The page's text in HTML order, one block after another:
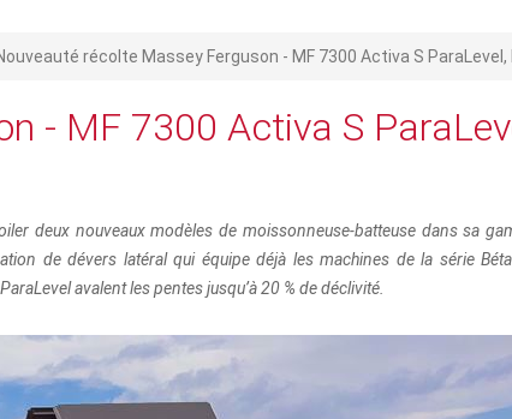
récolte Massey Ferguson - MF 7300 Activa S ParaLevel,
- MF 7300 Activa S
deux nouveaux modèles de moissonneuse-batteuse dans sa
de dévers latéral qui équipe déjà les machines de la série
avalent les pentes jusqu’à 20 % de déclivité.